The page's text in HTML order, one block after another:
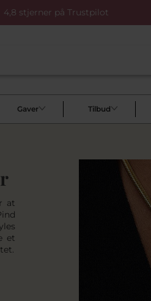
4,8 stjerner på Trustpilot
Gaver Tilbud
at
et